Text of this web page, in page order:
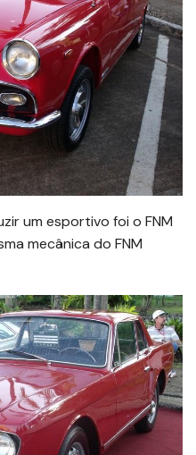
um esportivo foi o FNM
mecânica do FNM